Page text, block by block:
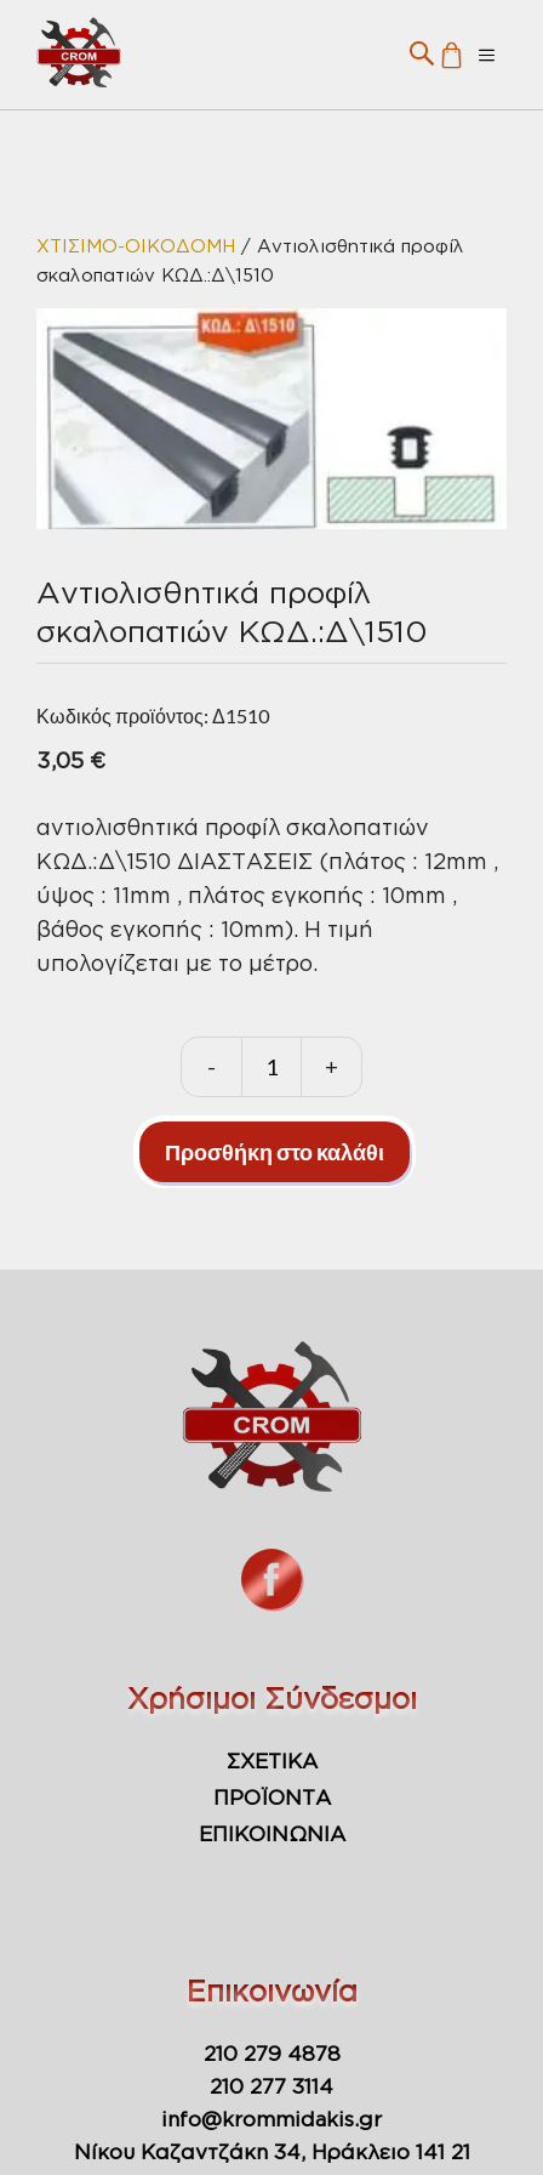
Μετάβαση
περιεχόμενο
Menu
ΧΤΙΣΙΜΟ-ΟΙΚΟΔΟΜΗ / Αντιολισθητικά προφίλ
σκαλοπατιών ΚΩΔ.:Δ\1510
Αντιολισθητικά προφίλ
σκαλοπατιών ΚΩΔ.:Δ\1510
Κωδικός προϊόντος: Δ1510
3,05 €
αντιολισθητικά προφίλ σκαλοπατιών
ΚΩΔ.:Δ\1510 ΔΙΑΣΤΑΣΕΙΣ (πλάτος : 12mm ,
ύψος : 11mm , πλάτος εγκοπής : 10mm ,
βάθος εγκοπής : 10mm). Η τιμή
υπολογίζεται με το μέτρο.
-
Αντιολισθητικά
προφίλ
σκαλοπατιών
ΚΩΔ.:Δ\1510
+
Προσθήκη στο καλάθι
Χρήσιμοι Σύνδεσμοι
ΣΧΕΤΙΚΑ
ΠΡΟΪΟΝΤΑ
ΕΠΙΚΟΙΝΩΝΙΑ
Επικοινωνία
210 279 4878
210 277 3114
info@krommidakis.gr
Νίκου Καζαντζάκη 34, Ηράκλειο 141 21